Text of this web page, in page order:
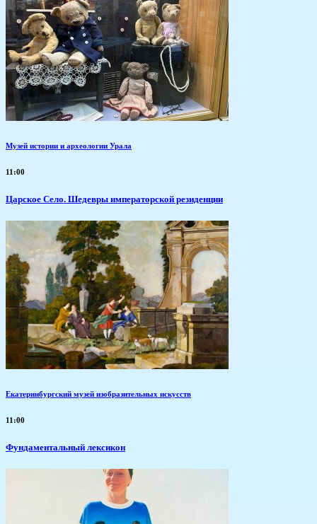
Музей истории и археологии Урала
11:00
Царское Село. Шедевры императорской резиденции
Екатеринбургский музей изобразительных искусств
11:00
Фундаментальный лексикон